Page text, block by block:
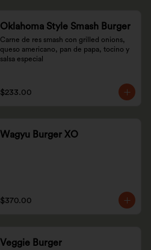
Oklahoma Style Smash Burger
Carne de res smash con grilled onions,
queso americano, pan de papa, tocino y
salsa especial
$233.00
Wagyu Burger XO
$370.00
Veggie Burger